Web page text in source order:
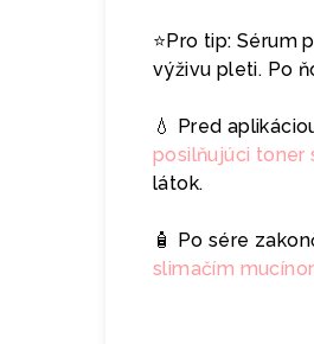
⭐️Pro tip: Sérum
výživu pleti. Po
💧 Pred
posilňujúci toner
látok.
🧴 Po sére
slimačím